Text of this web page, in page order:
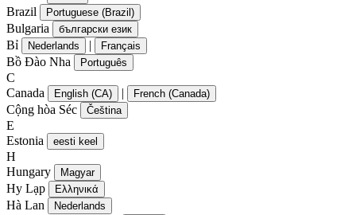
Brazil Portuguese (Brazil)
Bulgaria български език
Bỉ Nederlands | Français
Bồ Đào Nha Português
C
Canada
English (CA) | French (Canada)
Cộng hòa Séc Čeština
E
Estonia
eesti keel
H
Hungary
Magyar
Hy Lạp Ελληνικά
Hà Lan Nederlands